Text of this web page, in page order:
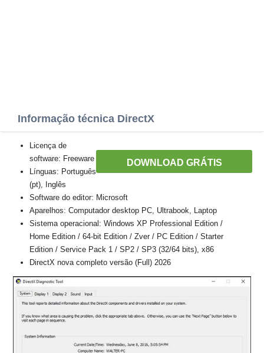
Informação técnica DirectX
DOWNLOAD GRÁTIS
Licença de
software: Freeware
Línguas: Português
(pt), Inglês
Software do editor: Microsoft
Aparelhos: Computador desktop PC, Ultrabook, Laptop
Sistema operacional: Windows XP Professional Edition /
Home Edition / 64-bit Edition / Zver / PC Edition / Starter
Edition / Service Pack 1 / SP2 / SP3 (32/64 bits), x86
DirectX nova completo versão (Full) 2026